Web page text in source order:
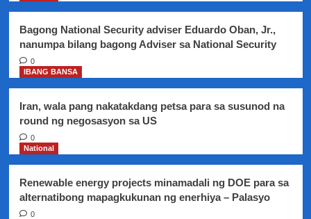
Bagong National Security adviser Eduardo Oban, Jr.,
nanumpa bilang bagong Adviser sa National Security
0
IBANG BANSA
Iran, wala pang nakatakdang petsa para sa susunod na
round ng negosasyon sa US
0
National
Renewable energy projects minamadali ng DOE para sa
alternatibong mapagkukunan ng enerhiya – Palasyo
0